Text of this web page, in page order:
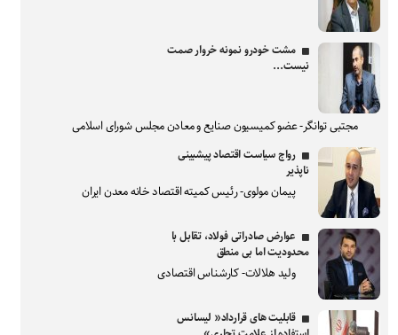
مشت خودرو نمونه خروار صمت
نیست...
مجتبی توانگر- عضو کمیسیون صنایع و معادن مجلس شورای اسلامی
رواج سیاست اقتصاد پیشبینی
ناپذیر
پیمان مولوی- رئیس کمیته اقتصاد خانه معدن ایران
عوارض صادراتی فولاد، تقابل با
محدودیت اما بی منطق
ولید هلالات- کارشناس اقتصادی
قابلیت های قرارداد« لیسانس